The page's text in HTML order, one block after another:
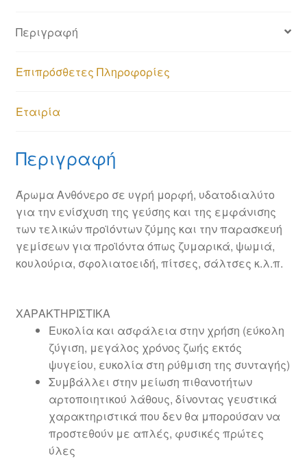
Περιγραφή
Επιπρόσθετες Πληροφορίες
Εταιρία
Περιγραφή
Άρωμα Ανθόνερο σε υγρή μορφή, υδατοδιαλύτo
για την ενίσχυση της γεύσης και της εμφάνισης
των τελικών προϊόντων ζύμης και την παρασκευή
γεμίσεων για προϊόντα όπως ζυμαρικά, ψωμιά,
κουλούρια, σφολιατοειδή, πίτσες, σάλτσες κ.λ.π.
ΧΑΡΑΚΤΗΡΙΣΤΙΚΑ
Ευκολία και ασφάλεια στην χρήση (εύκολη
ζύγιση, μεγάλος χρόνος ζωής εκτός
ψυγείου, ευκολία στη ρύθμιση της συνταγής)
Συμβάλλει στην μείωση πιθανοτήτων
αρτοποιητικού λάθους, δίνοντας γευστικά
χαρακτηριστικά που δεν θα μπορούσαν να
προστεθούν με απλές, φυσικές πρώτες
ύλες